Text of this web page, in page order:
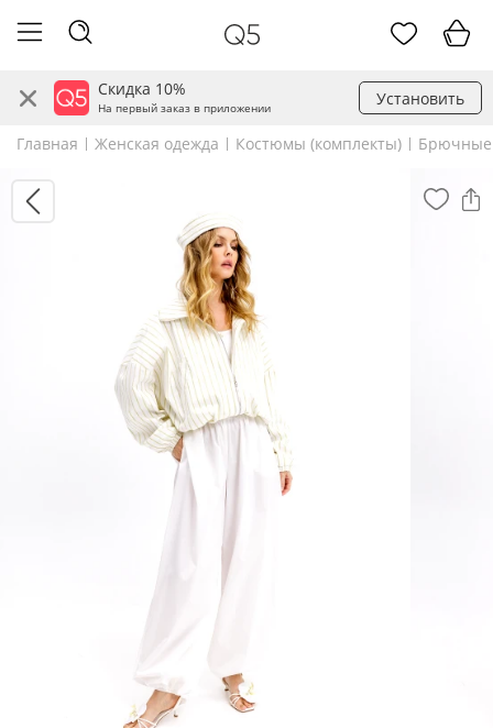
Скидка 10%
На первый заказ в приложении Установить
Главная Женская одежда Костюмы (комплекты)